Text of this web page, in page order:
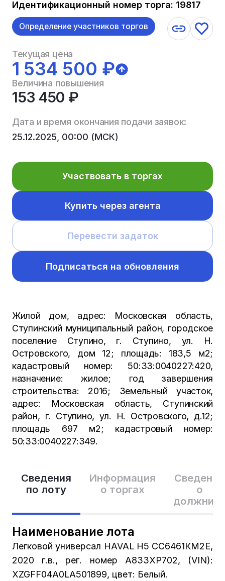
Идентификационный номер торга: 19817
Сведения
по лоту
Информация
о торгах
Сведения
о
Наименование лота
Легковой универсал HAVAL H5 СС6461КМ2Е,
2020 г.в., рег. номер А833ХР702, (VIN):
XZGFF04A0LA501899, цвет: Белый.
Определение участников торгов
Текущая цена
1 534 500 ₽
Величина повышения
153 450 ₽
Дата и время окончания подачи заявок:
25.12.2025, 00:00 (МСК)
Участвовать в торгах
Купить через агента
Перевести задаток
Подписаться на обновления
Жилой дом, адрес: Московская область,
Ступинский муниципальный район, городское
поселение Ступино, г. Ступино, ул. Н.
Островского, дом 12; площадь: 183,5 м2;
кадастровый номер: 50:33:0040227:420,
назначение: жилое; год завершения
строительства: 2016; Земельный участок,
адрес: Московская область, Ступинский
район, г. Ступино, ул. Н. Островского, д.12;
площадь 697 м2; кадастровый номер:
50:33:0040227:349.